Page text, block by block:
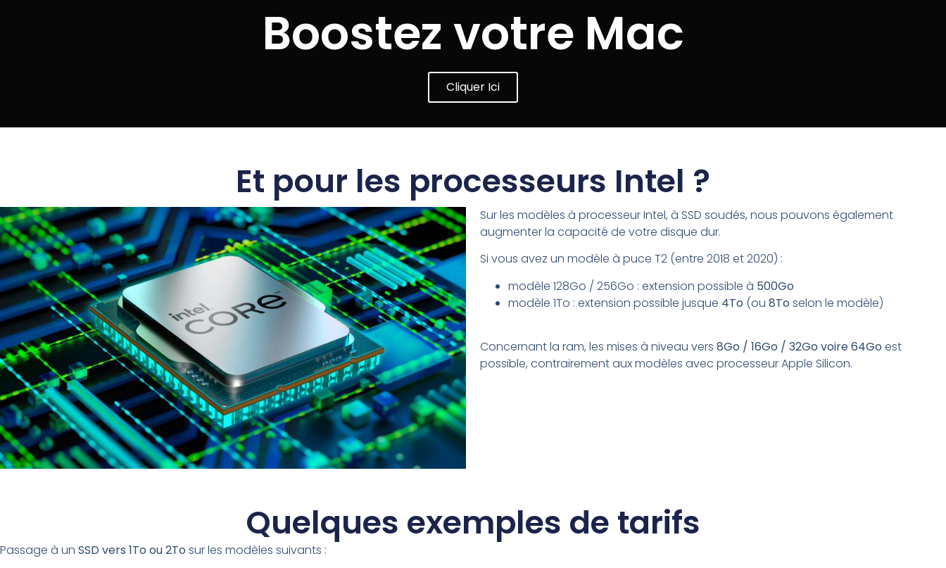
Boostez votre Mac
Cliquer Ici
Et pour les processeurs Intel ?
Sur les modèles à processeur Intel, à SSD soudés, nous pouvons également
augmenter la capacité de votre disque dur.
Si vous avez un modèle à puce T2 (entre 2018 et 2020) :
modèle 128Go / 256Go : extension possible à 500Go
modèle 1To : extension possible jusque 4To (ou 8To selon le modèle)
Concernant la ram, les mises à niveau vers 8Go / 16Go / 32Go voire 64Go est
possible, contrairement aux modèles avec processeur Apple Silicon.
Quelques exemples de tarifs
Passage à un SSD vers 1To ou 2To sur les modèles suivants :